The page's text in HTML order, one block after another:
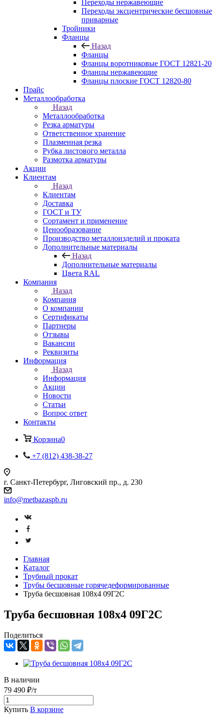
Переходы нержавеющие
Переходы эксцентрические бесшовные
приварные
Тройники
Фланцы
Назад
Фланцы
Фланцы воротниковые ГОСТ 12821-20
Фланцы нержавеющие
Фланцы плоские ГОСТ 12820-80
Прайс
Металлообработка
Назад
Металлообработка
Резка арматуры
Ответственное хранение
Плазменная резка
Рубка листового металла
Размотка арматуры
Акции
Клиентам
Назад
Клиентам
Доставка
ГОСТ и ТУ
Сортамент и применение
Ценообразование
Производство металлоизделий и проката
Дополнительные материалы
Назад
Дополнительные материалы
Цвета RAL
Компания
Назад
Компания
О компании
Сертификаты
Партнеры
Отзывы
Вакансии
Реквизиты
Информация
Назад
Информация
Акции
Новости
Статьи
Вопрос ответ
Контакты
Корзина0
+7 (812) 438-38-27
г. Санкт-Петербург, Лиговский пр., д. 230
info@metbazaspb.ru
Главная
Каталог
Трубный прокат
Трубы бесшовные горячедеформированные
Труба бесшовная 108х4 09Г2С
Труба бесшовная 108х4 09Г2С
Поделиться
В наличии
79 490 ₽/т
Купить В корзине